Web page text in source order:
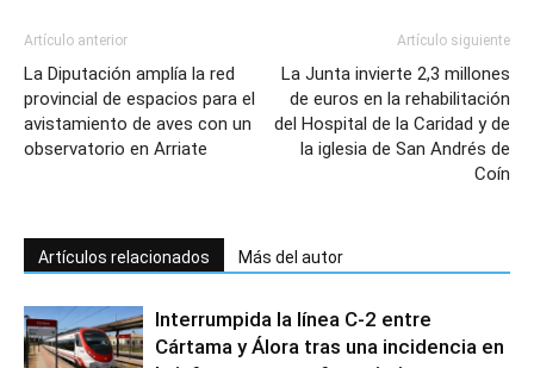
Artículo anterior
La Diputación amplía la red
provincial de espacios para el
avistamiento de aves con un
observatorio en Arriate
Artículo siguiente
La Junta invierte 2,3 millones
de euros en la rehabilitación
del Hospital de la Caridad y de
la iglesia de San Andrés de
Coín
Artículos relacionados Más del autor
Interrumpida la línea C-2 entre
Cártama y Álora tras una incidencia en